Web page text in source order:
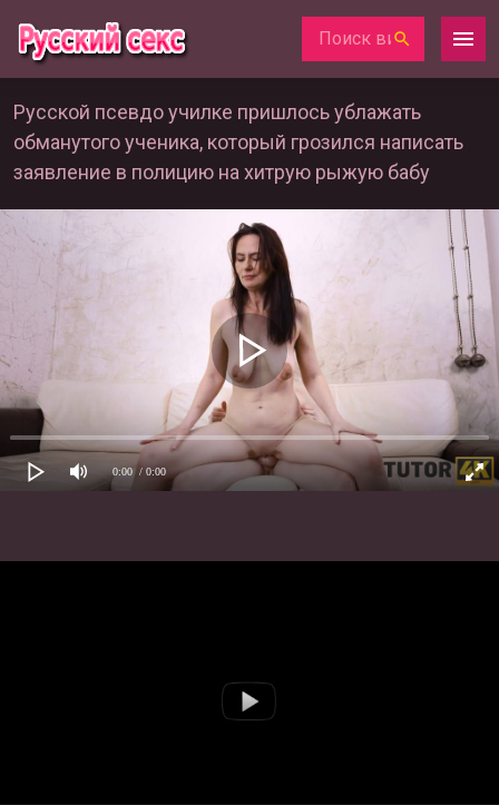
Русской псевдо училке пришлось ублажать
обманутого ученика, который грозился написать
заявление в полицию на хитрую рыжую бабу
0:00 / 0:00